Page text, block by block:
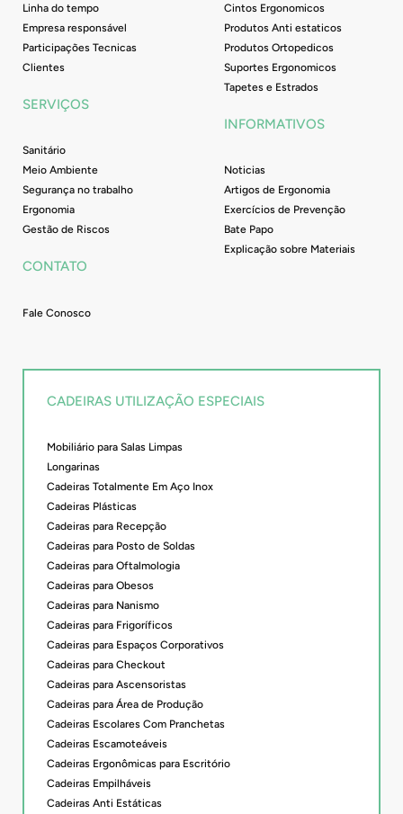
Linha do tempo
Empresa responsável
Participações Tecnicas
Clientes
SERVIÇOS
Sanitário
Meio Ambiente
Segurança no trabalho
Ergonomia
Gestão de Riscos
CONTATO
Fale Conosco
Cintos Ergonomicos
Produtos Anti estaticos
Produtos Ortopedicos
Suportes Ergonomicos
Tapetes e Estrados
INFORMATIVOS
Noticias
Artigos de Ergonomia
Exercícios de Prevenção
Bate Papo
Explicação sobre Materiais
CADEIRAS UTILIZAÇÃO ESPECIAIS
Mobiliário para Salas Limpas
Longarinas
Cadeiras Totalmente Em Aço Inox
Cadeiras Plásticas
Cadeiras para Recepção
Cadeiras para Posto de Soldas
Cadeiras para Oftalmologia
Cadeiras para Obesos
Cadeiras para Nanismo
Cadeiras para Frigoríficos
Cadeiras para Espaços Corporativos
Cadeiras para Checkout
Cadeiras para Ascensoristas
Cadeiras para Área de Produção
Cadeiras Escolares Com Pranchetas
Cadeiras Escamoteáveis
Cadeiras Ergonômicas para Escritório
Cadeiras Empilháveis
Cadeiras Anti Estáticas